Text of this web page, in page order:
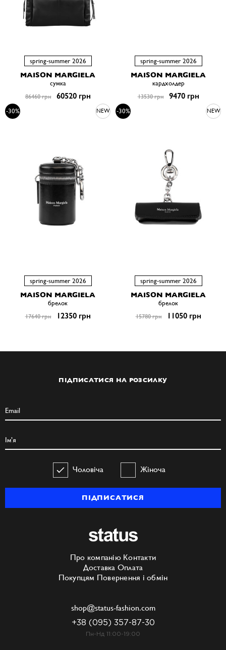
spring-summer 2026
MAISON MARGIELA
сумка
86460 грн 60520 грн
spring-summer 2026
MAISON MARGIELA
кардхолдер
13530 грн 9470 грн
-30% NEW
spring-summer 2026
MAISON MARGIELA
брелок
17640 грн 12350 грн
-30% NEW
spring-summer 2026
MAISON MARGIELA
брелок
15780 грн 11050 грн
ПІДПИСАТИСЯ НА РОЗСИЛКУ
Чоловіча Жіноча
ПІДПИСАТИСЯ
Про компанію Контакти
Доставка Оплата
Покупцям Повернення і обмін
shop@status-fashion.com
+38 (095) 357-87-30
Пн-Нд 11:00-19:00